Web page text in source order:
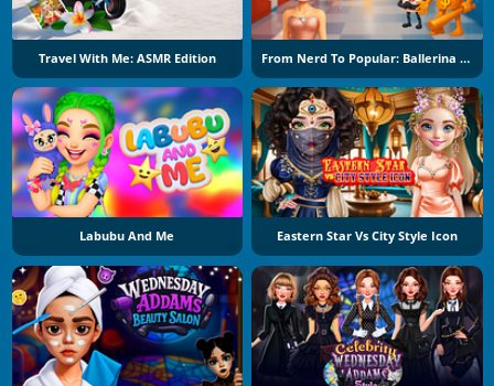
Travel With Me: ASMR Edition From Nerd To Popular: Ballerina Cuppuccina
Labubu And Me Eastern Star Vs City Style Icon